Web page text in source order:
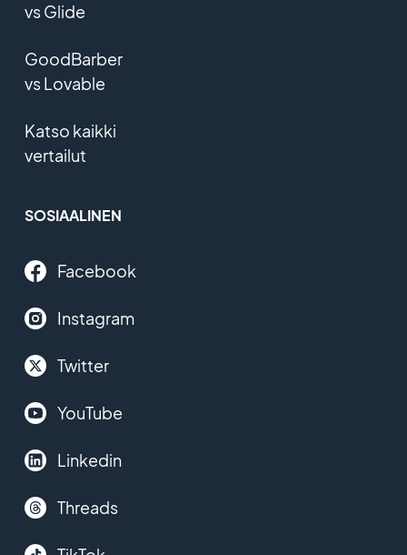
vs Glide
GoodBarber
vs Lovable
Katso kaikki
vertailut
SOSIAALINEN
Facebook
Instagram
Twitter
YouTube
Linkedin
Threads